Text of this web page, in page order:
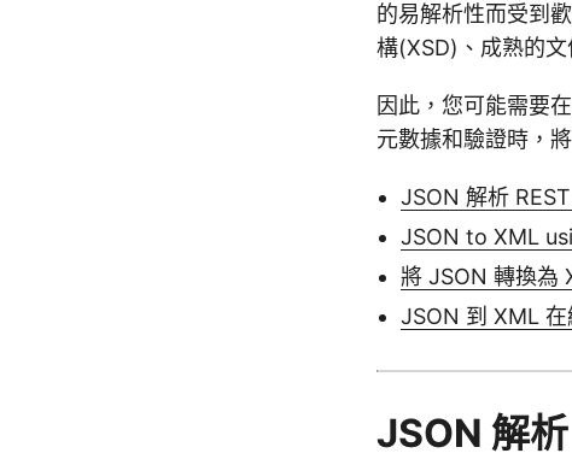
的易解析性而受到
構(XSD)、成熟的
因此，您可能需要
元數據和驗證時，
JSON 解析
JSON to XML
將 JSON 轉換為
JSON 到 XML 在
JSON 解